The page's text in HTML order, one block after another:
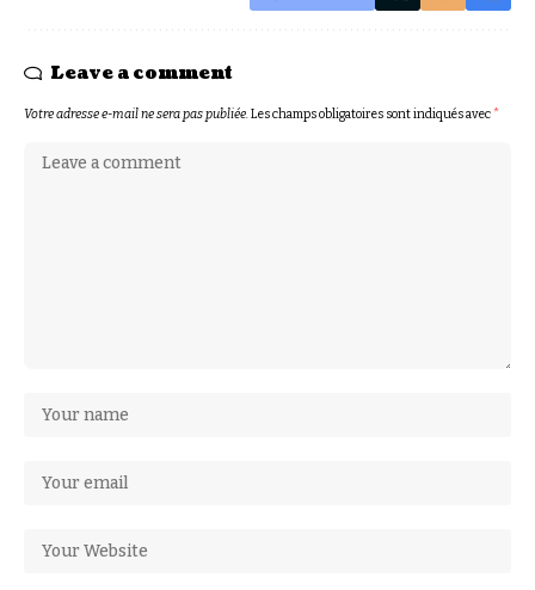
Leave a comment
Votre adresse e-mail ne sera pas publiée.Les champs obligatoires sont indiqués avec*